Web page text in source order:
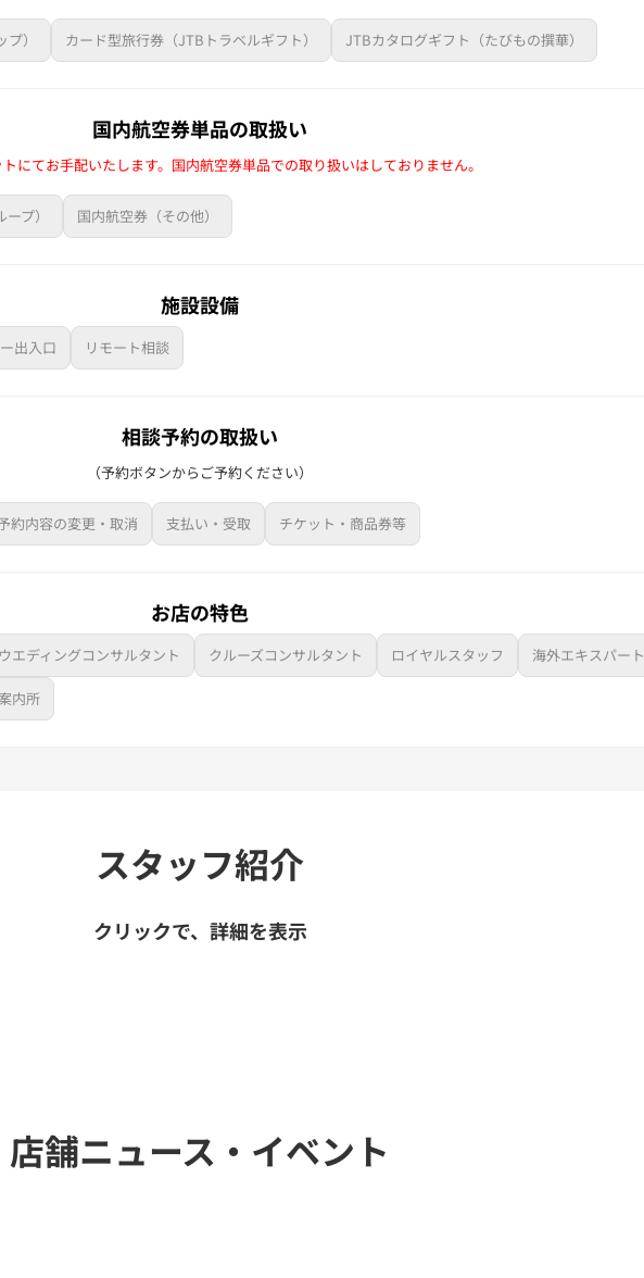
） カード型旅行券（JTBトラベルギフト） JTBカタログギフト（たびもの撰華）
国内航空券単品の取扱い
にてお手配いたします。国内航空券単品での取り扱いはしておりません。
プ） 国内航空券（その他）
施設設備
出入口 リモート相談
相談予約の取扱い
（予約ボタンからご予約ください）
約内容の変更・取消 支払い・受取 チケット・商品券等
お店の特色
ウエディングコンサルタント クルーズコンサルタント ロイヤルスタッフ 海外エキスパート
内所
スタッフ紹介
クリックで、詳細を表示
店舗ニュース・イベント